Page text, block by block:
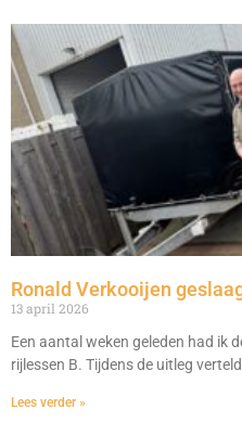
Ronald Verkooijen
13 april 2026
Een aantal weken geleden had ik
rijlessen B. Tijdens de uitleg
Lees verder »